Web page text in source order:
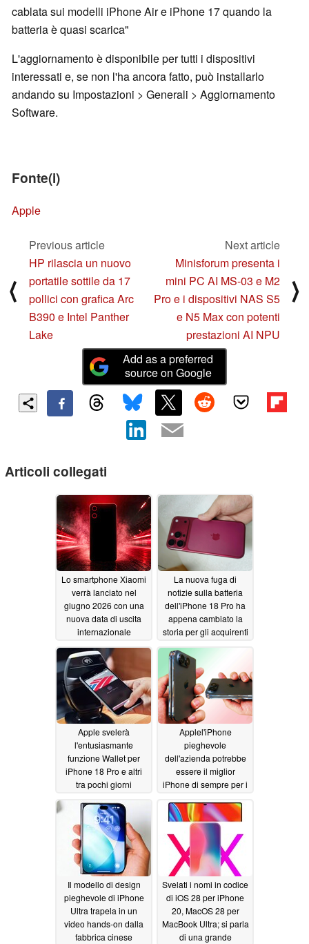
cablata sui modelli iPhone Air e iPhone 17 quando la
batteria è quasi scarica"
L'aggiornamento è disponibile per tutti i dispositivi
interessati e, se non l'ha ancora fatto, può installarlo
andando su Impostazioni > Generali > Aggiornamento
Software.
Fonte(i)
Apple
⟨
Previous article
HP rilascia un nuovo
portatile sottile da 17
pollici con grafica Arc
B390 e Intel Panther
Lake
Next article
Minisforum presenta i
mini PC AI MS-03 e M2
Pro e i dispositivi NAS S5
e N5 Max con potenti
prestazioni AI NPU
⟩
Add as a preferred
source on Google
Articoli collegati
Lo smartphone Xiaomi
verrà lanciato nel
giugno 2026 con una
nuova data di uscita
internazionale
06/03/2026
La nuova fuga di
notizie sulla batteria
dell'iPhone 18 Pro ha
appena cambiato la
storia per gli acquirenti
06/02/2026
Apple svelerà
l'entusiasmante
funzione Wallet per
iPhone 18 Pro e altri
tra pochi giorni
Applel'iPhone
pieghevole
dell'azienda potrebbe
essere il miglior
iPhone di sempre per i
fuga di notizie
inaspettata06/02/2026
Il modello di design
pieghevole di iPhone
Ultra trapela in un
video hands-on dalla
fabbrica cinese
Svelati i nomi in codice
di iOS 28 per iPhone
20, MacOS 28 per
MacBook Ultra; si parla
di una grande